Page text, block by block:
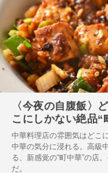
〈今夜の自腹飯〉
こにしかない絶品“
中華料理店の雰囲気はどこ
中華の気分に浸れる。高級
る、新感覚の“町中華”の店
だ。